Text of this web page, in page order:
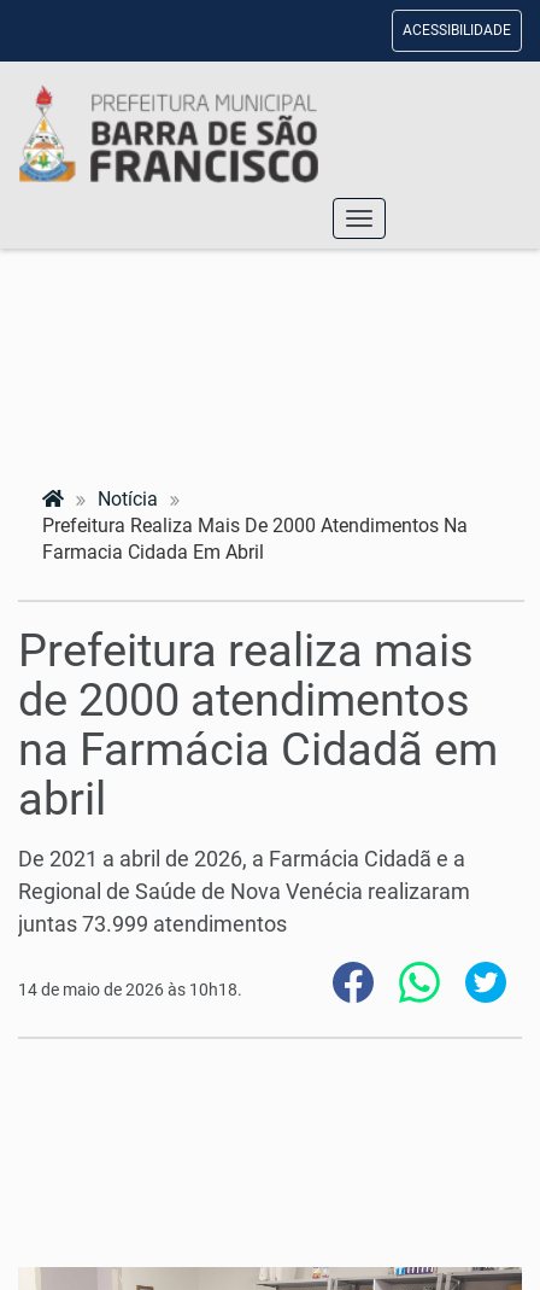
ACESSIBILIDADE
Toggle
navigation
Notícia
Prefeitura Realiza Mais De 2000 Atendimentos Na
Farmacia Cidada Em Abril
Prefeitura realiza mais
de 2000 atendimentos
na Farmácia Cidadã em
abril
De 2021 a abril de 2026, a Farmácia Cidadã e a
Regional de Saúde de Nova Venécia realizaram
juntas 73.999 atendimentos
14 de maio de 2026 às 10h18.